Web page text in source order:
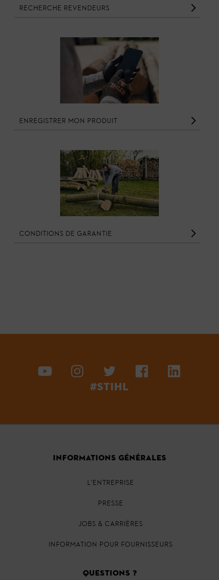
Recherche revendeurs
Enregistrer mon produit
Conditions de garantie
#STIHL
INFORMATIONS GÉNÉRALES
L'ENTREPRISE
PRESSE
JOBS & CARRIÈRES
INFORMATION POUR FOURNISSEURS
QUESTIONS ?